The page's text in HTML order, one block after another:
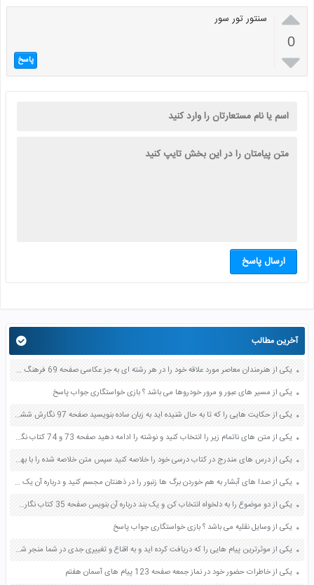

0

سنتور تور سور
پاسخ
ارسال پاسخ
آخرین مطالب
یکی از هنرمندان معاصر مورد علاقه خود را در هر رشته ای به جز عکاسی صفحه 69 فرهنگ و هنر نهم
یکی از مسیر های عبور و مرور خودروها می باشد ؟ بازی خواستگاری جواب پاسخ
یکی از حکایت هایی را که تا به حال شنیده اید به زبان ساده بنویسید صفحه 97 نگارش ششم دبستان
یکی از متن های ناتمام زیر را انتخاب کنید و نوشته را ادامه دهید صفحه 73 و 74 کتاب نگارش فارسی پنجم دبستان
یکی از درس های مندرج در کتاب درسی خود را خلاصه کنید سپس متن خلاصه شده را با بهره گیری از روش های دسته بندی نمودار جدول نقشه مفهومی نشان دهید صفحه 118 نگارش یازدهم
یکی از صدا های آبشار به هم خوردن برگ ها زنبور را در ذهنتان مجسم کنید و درباره آن یک بند بنویسید صفحه 11 نگارش پنجم
یکی از دو موضوع را به دلخواه انتخاب کن و یک بند درباره آن بنویس صفحه 35 کتاب نگارش فارسی سوم
یکی از وسایل نقلیه می باشد ؟ بازی خواستگاری جواب پاسخ
یکی از موثرترین پیام هایی را که دریافت کرده اید و به اقناع و تغییری جدی در شما منجر شده است برسی کنید و علت این تاثیر گذاری قابل توجه را بنویسید صفحه 52 تفکر و سواد رسانه ای دهم
یکی از خاطرات حضور خود در نماز جمعه صفحه 123 پیام های آسمان هفتم